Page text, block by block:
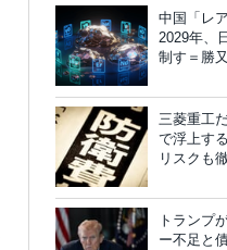
中国「レ
2029年、
制す＝勝
三菱重工
で浮上す
リスクも
トランプ
ー不足と